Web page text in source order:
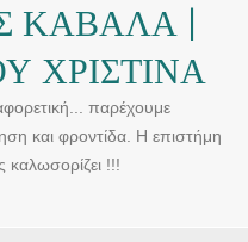
ΚΑΒΑΛΑ |
ΧΡΙΣΤΙΝΑ
παρέχουμε
και φροντίδα. Η επιστήμη
καλωσορίζει !!!